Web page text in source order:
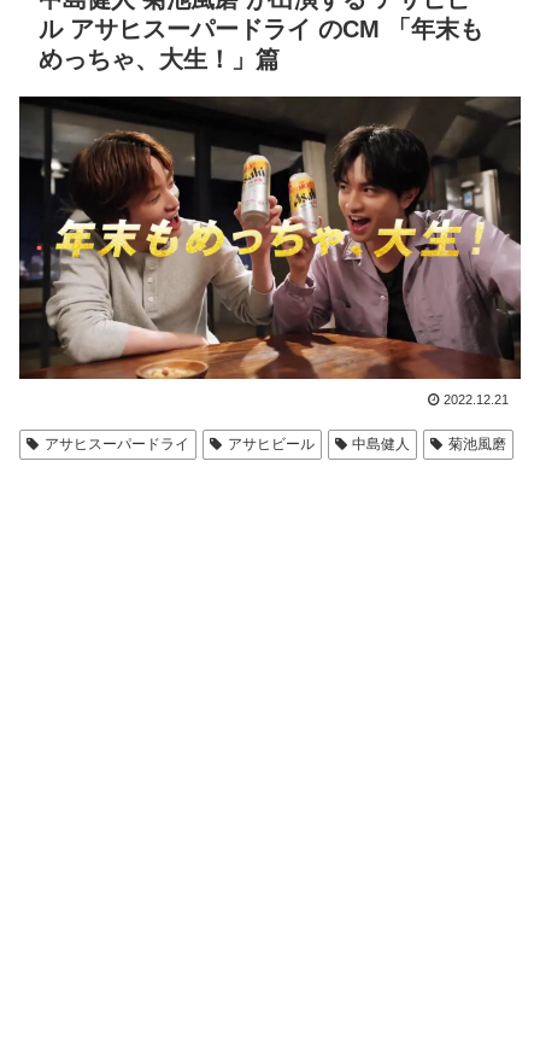
ル アサヒスーパードライ のCM 「年末も
めっちゃ、大生！」篇
2022.12.21
アサヒスーパードライ アサヒビール 中島健人 菊池風磨